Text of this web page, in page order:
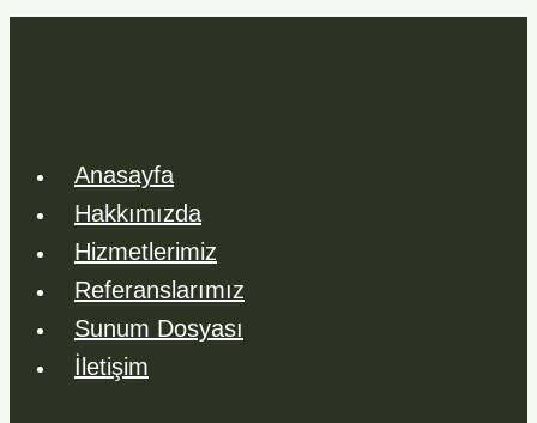
Anasayfa
Hakkımızda
Hizmetlerimiz
Referanslarımız
Sunum Dosyası
İletişim